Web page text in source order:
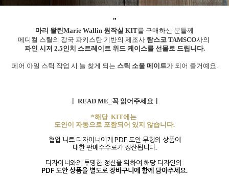
"
마리 왈린Marie Wallin 원작실 KIT를 구매하신 분들께
메디컬 스틸의 강국 파키스탄 기반의 제조사 탐스코 TAMSCO사의
파인 시저 2.5인치 스트레이트 위드 케이스를 선물로 드립니다.
페어 아일 스틱 작업 시 늘 찾게 되는 스틱 소울 메이트가 되어 줄거예요.
ㅣ READ ME_꼭 읽어주세요ㅣ
*해당 KIT에는
도안이 자동으로 포함되어 있지 않습니다.
협업 니트 디자이너에게 PDF 도안 무형의 상품에
대한 판매수수료가 정산됩니다.
디자이너와의 투명한 정산을 위하여 해당 디자인의
PDF 도안 상품을 별도로 장바구니에 함께 담아주세요.